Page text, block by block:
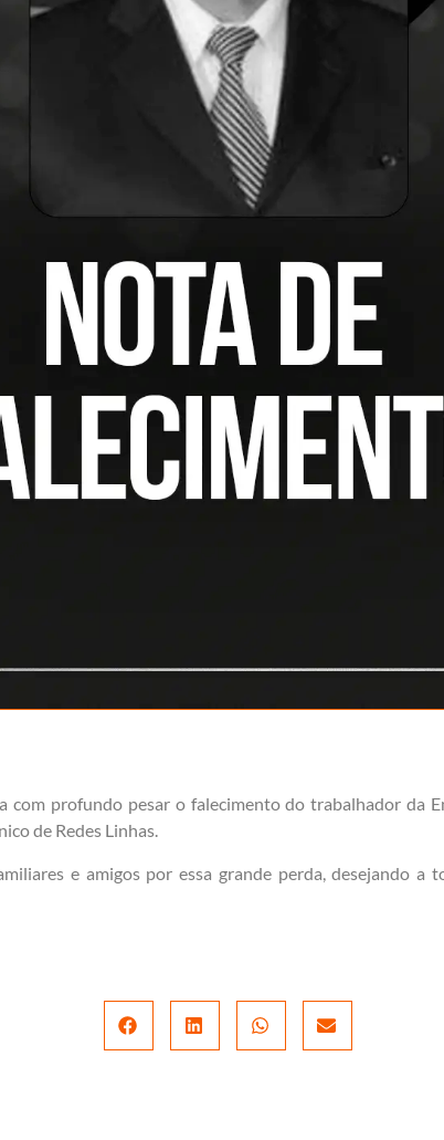
com profundo pesar o falecimento do trabalhador da
de Redes Linhas.
e amigos por essa grande perda, desejando a